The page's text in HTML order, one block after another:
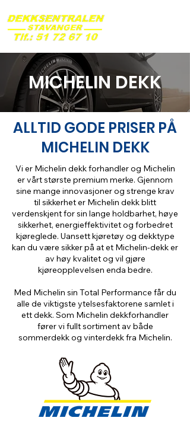
MICHELIN DEKK
ALLTID GODE PRISER PÅ
MICHELIN DEKK
Vi er Michelin dekk forhandler og Michelin
er vårt største premium merke. Gjennom
sine mange innovasjoner og strenge krav
til sikkerhet er Michelin dekk blitt
verdenskjent for sin lange holdbarhet, høye
sikkerhet, energieffektivitet og forbedret
kjøreglede. Uansett kjøretøy og dekktype
kan du være sikker på at et Michelin-dekk er
av høy kvalitet og vil gjøre
kjøreopplevelsen enda bedre.
Med Michelin sin Total Performance får du
alle de viktigste ytelsesfaktorene samlet i
ett dekk. Som Michelin dekkforhandler
fører vi fullt sortiment av både
sommerdekk og vinterdekk fra Michelin.